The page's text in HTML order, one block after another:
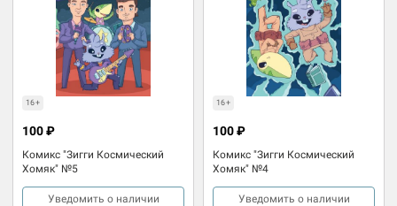
16+
Комикс "Зигги Космический
Хомяк" №5
100 ₽
Уведомить о наличии
16+
Комикс "Зигги Космический
Хомяк" №4
100 ₽
Уведомить о наличии